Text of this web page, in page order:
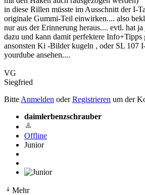
in diese Rillen müsste im Ausschnitt der I-
originale Gummi-Teil einwirken.... also
nur aus der Erinnerung heraus.... evtl. hat
dazu und kann damit perfektere Info+Tipps
ansonsten Ki -Bilder kugeln , oder SL 107
yourdube ansehen....
VG
Siegfried
Bitte Anmelden oderRegistrieren um der
daimlerbenzschrauber
Offline
Junior
Mehr